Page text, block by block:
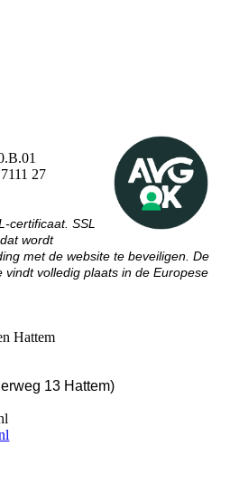
27
certificaat. SSL
wordt
met de website te beveiligen. De
vindt volledig plaats in de Europese
Hattem
13 Hattem)